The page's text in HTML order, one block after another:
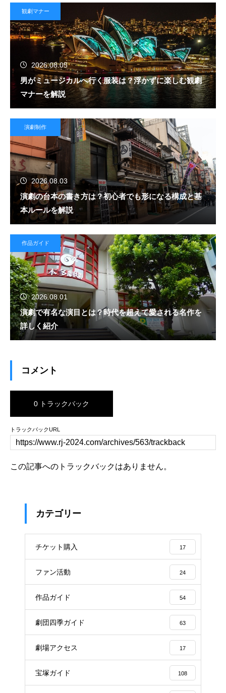
観劇マナー
2026.08.05
男がミュージカルへ行く服装は？浮かずに楽しむ観劇
マナーを解説
演劇制作
2026.08.03
演劇の台本の書き方は？初心者でも形になる構成と基
本ルールを解説
作品ガイド
2026.08.01
演劇で有名な演目とは？時代を超えて愛される名作を
詳しく紹介
コメント
0 トラックバック
トラックバックURL
この記事へのトラックバックはありません。
カテゴリー
チケット購入 17
ファン活動 24
作品ガイド 54
劇団四季ガイド 63
劇場アクセス 17
宝塚ガイド 108